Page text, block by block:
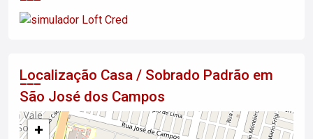
Localização Casa / Sobrado Padrão em
São José dos Campos
+